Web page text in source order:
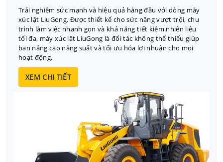
Trải nghiệm sức mạnh và hiệu quả hàng đầu với dòng máy
xúc lật LiuGong. Được thiết kế cho sức nâng vượt trội, chu
trình làm việc nhanh gọn và khả năng tiết kiệm nhiên liệu
tối đa, máy xúc lật LiuGong là đối tác không thể thiếu giúp
bạn nâng cao năng suất và tối ưu hóa lợi nhuận cho mọi
hoạt động.
XEM CHI TIẾT